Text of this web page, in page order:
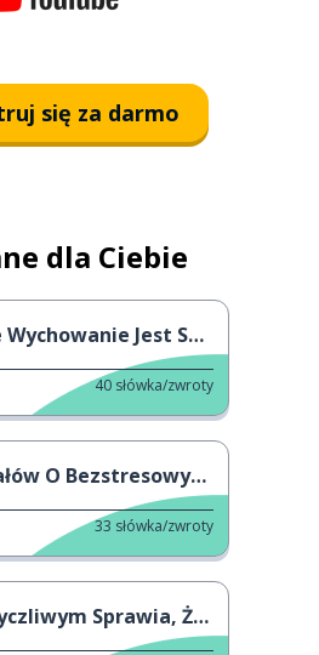
się za darmo
dla Ciebie
Jest Szkodliwe
40 słówka/zwroty
O Bezstresowym Wychowaniu
33 słówka/zwroty
Sprawia, Że Jesteś Szczęśliwy